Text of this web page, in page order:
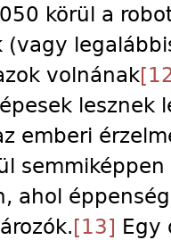
körül a
volnának
lesznek
emberi
ahol
[13] Egy